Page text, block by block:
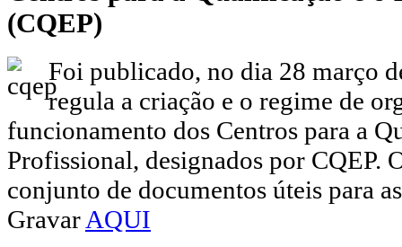
(CQEP)
Foi publicado, no dia 28 março
regula a criação e o regime de
funcionamento dos Centros para a
Profissional, designados por CQEP.
conjunto de documentos úteis para
Gravar AQUI